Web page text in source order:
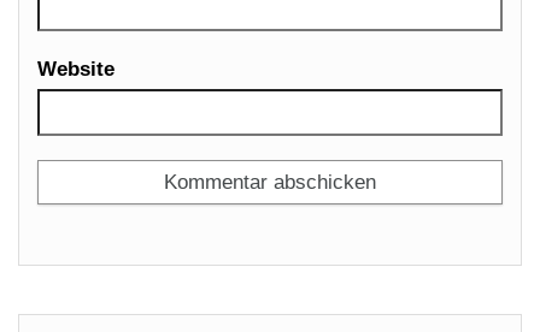
Website